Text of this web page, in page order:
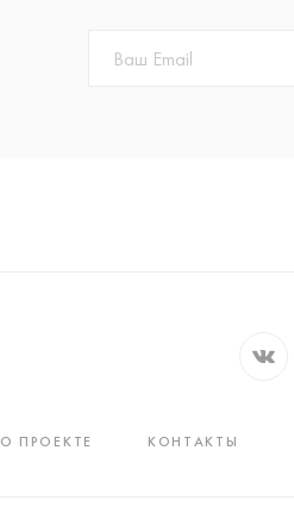
О ПРОЕКТЕ КОНТАКТЫ